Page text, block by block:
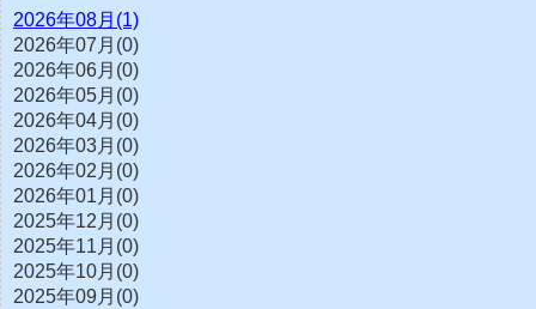
2026年08月(1)
2026年07月(0)
2026年06月(0)
2026年05月(0)
2026年04月(0)
2026年03月(0)
2026年02月(0)
2026年01月(0)
2025年12月(0)
2025年11月(0)
2025年10月(0)
2025年09月(0)